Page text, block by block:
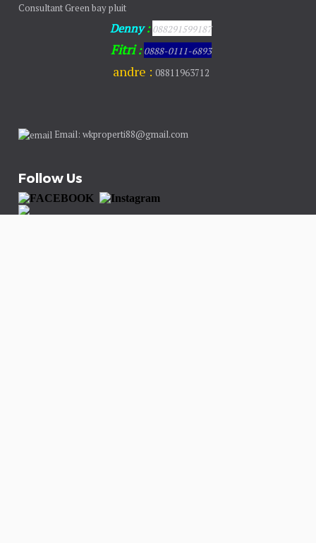
Consultant Green bay pluit
Denny:088291599187
Fitri:0888-0111-6893
andre : 08811963712
Email: wkproperti88@gmail.com
Follow Us